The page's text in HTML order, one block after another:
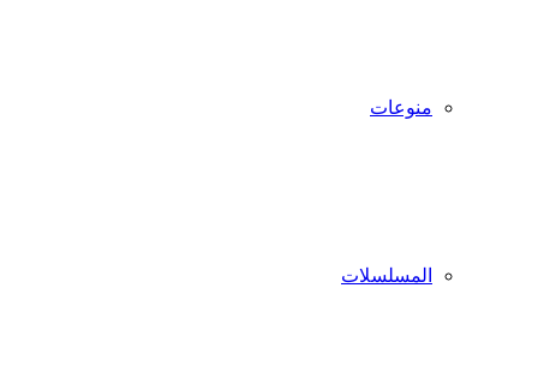
منوعات
المسلسلات